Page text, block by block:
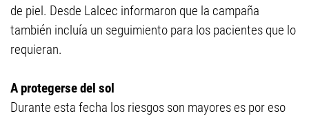
de piel. Desde Lalcec informaron que la campaña
también incluía un seguimiento para los pacientes que lo
requieran.
A protegerse del sol
Durante esta fecha los riesgos son mayores es por eso